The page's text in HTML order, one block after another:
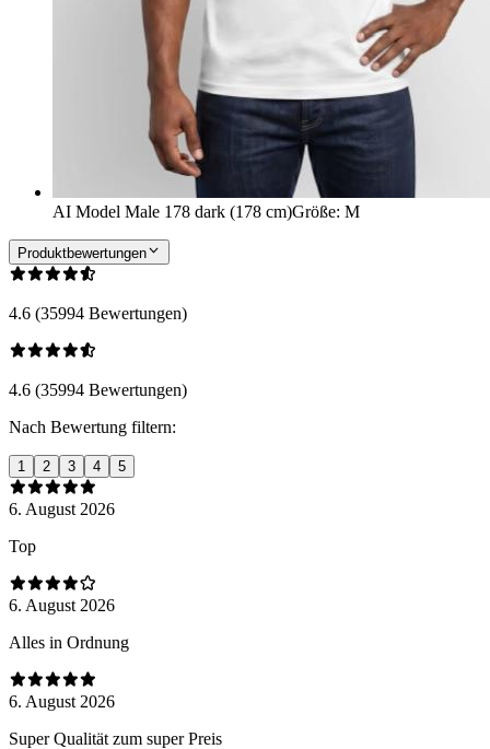
AI Model Male 178 dark (178 cm)Größe: M
Produktbewertungen
4.6 (35994 Bewertungen)
4.6 (35994 Bewertungen)
Nach Bewertung filtern:
1 2 3 4 5
6. August 2026
Top
6. August 2026
Alles in Ordnung
6. August 2026
Super Qualität zum super Preis